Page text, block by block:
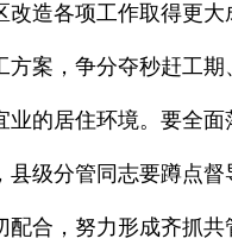
造各项工作取得更
案，争分夺秒赶工
的居住环境。要全
级分管同志要蹲点
合，努力形成齐抓共